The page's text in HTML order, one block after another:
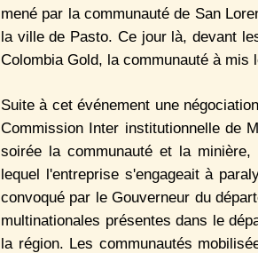
mené par la communauté de San
la ville de Pasto. Ce jour là, devant
Colombia Gold, la communauté à mis
Suite à cet événement une
Commission Inter institutionnelle de
soirée la communauté et la
lequel l'entreprise s'engageait à
convoqué par le Gouverneur du
multinationales présentes dans le
la région. Les communautés